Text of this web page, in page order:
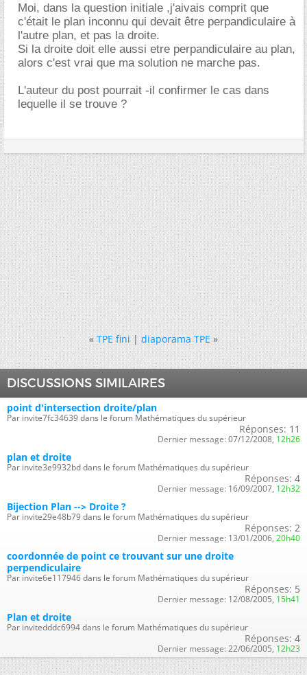
Moi, dans la question initiale ,j'aivais comprit que
c'était le plan inconnu qui devait être perpandiculaire à
l'autre plan, et pas la droite.
Si la droite doit elle aussi etre perpandiculaire au plan,
alors c'est vrai que ma solution ne marche pas.
L'auteur du post pourrait -il confirmer le cas dans
lequelle il se trouve ?
« TPE fini|diaporama TPE »
DISCUSSIONS SIMILAIRES
point d'intersection droite/plan
Par invite7fc34639 dans le forum Mathématiques du supérieur
Réponses: 11
Dernier message: 07/12/2008, 12h26
plan et droite
Par invite3e9932bd dans le forum Mathématiques du supérieur
Réponses: 4
Dernier message: 16/09/2007, 12h32
Bijection Plan --> Droite ?
Par invite29e48b79 dans le forum Mathématiques du supérieur
Réponses: 2
Dernier message: 13/01/2006, 20h40
coordonnée de point ce trouvant sur une droite
perpendiculaire
Par invite6e117946 dans le forum Mathématiques du supérieur
Réponses: 5
Dernier message: 12/08/2005, 15h41
Plan et droite
Par invitedddc6994 dans le forum Mathématiques du supérieur
Réponses: 4
Dernier message: 22/06/2005, 12h23